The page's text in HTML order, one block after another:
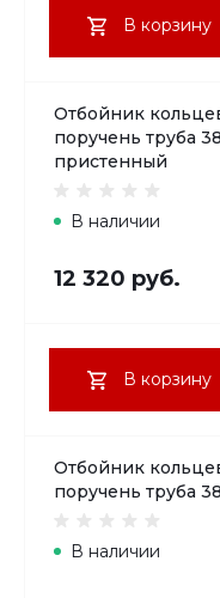
В корзину
Отбойник
поручень труба
пристенный
В наличии
12 320 руб.
В корзину
Отбойник
поручень труба
В наличии